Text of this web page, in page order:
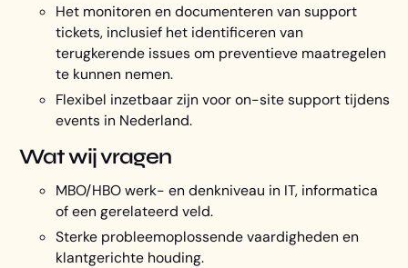
Het monitoren en documenteren van support
tickets, inclusief het identificeren van
terugkerende issues om preventieve maatregelen
te kunnen nemen.
Flexibel inzetbaar zijn voor on-site support tijdens
events in Nederland.
Wat wij vragen
MBO/HBO werk- en denkniveau in IT, informatica
of een gerelateerd veld.
Sterke probleemoplossende vaardigheden en
klantgerichte houding.